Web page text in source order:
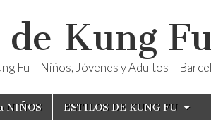
de Kung
Fu – Niños, Jóvenes y Adultos –
NIÑOS ESTILOS DE KUNG FU